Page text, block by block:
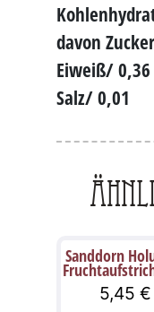
davon
Eiweiß/ 0,36
Salz/ 0,01
Sanddorn
5,45€